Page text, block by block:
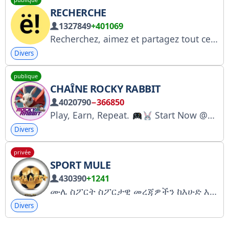
RECHERCHE
1327849+401069
Recherchez, aimez et partagez tout ce que vous aimez : en bref, une chaîne dédiée aux tendances internet, au marketing et à la culture médiatique. Collaboration : @whoisdonny RKN — https://rkn.link/efw
Divers
publique
CHAÎNE ROCKY RABBIT
4020790−366850
Play, Earn, Repeat. Start Now @rocky_rabbit_bot If you can not join click on below link
Divers
privée
SPORT MULE
430390+1241
ሙሌ ስፖርት ስፖርታዊ መረጃዎችን ከእሁድ እስከ እሁድ ያገኙበታል የሃገር ቤት መረጃ የአውሮፓ ሊግ መረጃ ቀጥታ ስርጭት የዝውውር ዜና ለማስታወቂያ ስራ
Divers